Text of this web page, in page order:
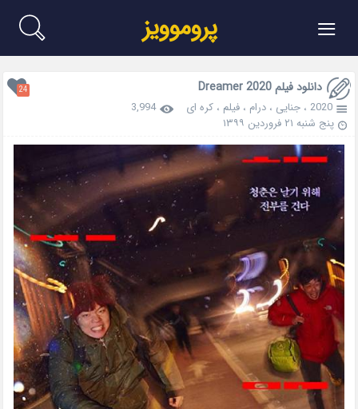
≡ پروموویز
دانلود فیلم Dreamer 2020 24
2020 ،جنایی ،درام ،فیلم ،کره ای
3,994
پنج شنبه ۲۱ فروردین ۱۳۹۹